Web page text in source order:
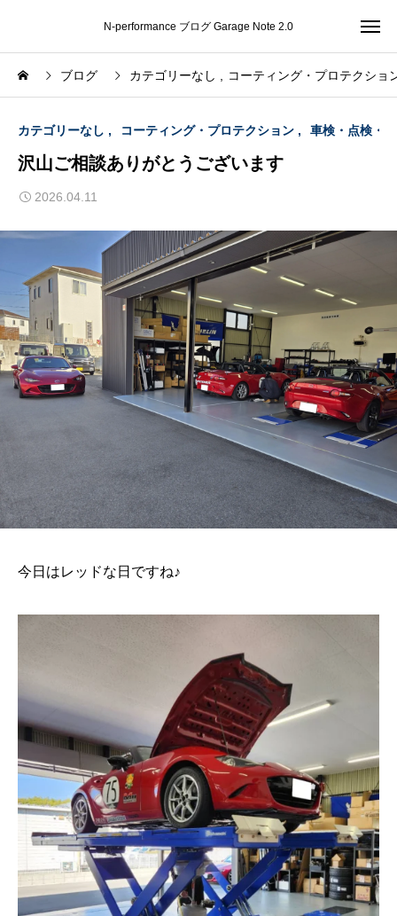
N-performance ブログ Garage Note 2.0
ブログ カテゴリーなし コーティング・プロテクショ
カテゴリーなし コーティング・プロテクション 車検・点検・
沢山ご相談ありがとうございます
2026.04.11
今日はレッドな日ですね♪